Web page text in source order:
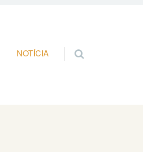
Pular para o conteúdo
NOTÍCIA